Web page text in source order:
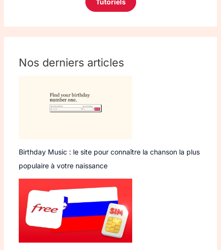
Nos derniers articles
Birthday Music : le site pour connaître la chanson la plus
populaire à votre naissance